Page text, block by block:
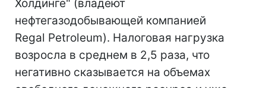
Холдинге" (владеют
нефтегазодобывающей компанией
Regal Petroleum). Налоговая нагрузка
возросла в среднем в 2,5 раза, что
негативно сказывается на объемах